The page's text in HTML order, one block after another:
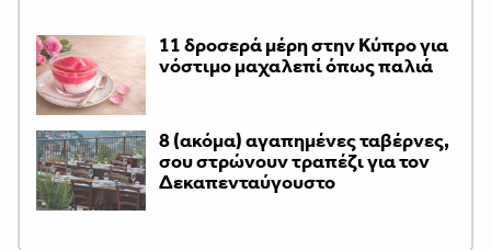
11 δροσερά μέρη στην Κύπρο για
νόστιμο μαχαλεπί όπως παλιά
8 (ακόμα) αγαπημένες ταβέρνες,
σου στρώνουν τραπέζι για τον
Δεκαπενταύγουστο